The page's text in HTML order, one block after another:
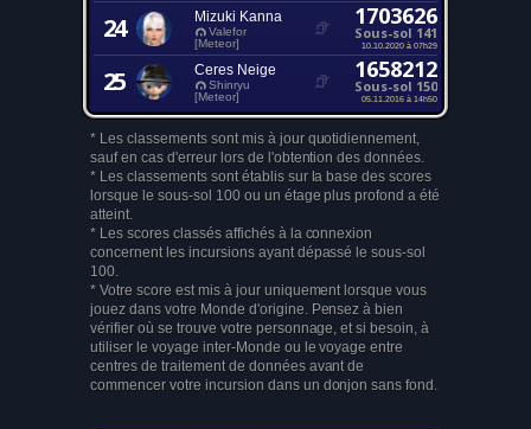
24 Mizuki Kanna
Valefor
[Meteor]
1703626
Sous-sol 141
10.10.2020 à 07h29
25 Ceres Neige
Shinryu
[Meteor]
1658212
Sous-sol 150
05.11.2016 à 14h50
* Les classements sont mis à jour quotidiennement,
sauf en cas d'erreur lors de l'obtention des données.
* Les classements sont établis sur la base des scores
lorsque le sous-sol 100 ou un étage plus profond a été
atteint.
* Les scores classés affichés à la connexion
concernent les incursions ayant dépassé le sous-sol
100.
* Votre score est mis à jour uniquement lorsque vous
jouez dans votre Monde d'origine. Pensez à bien
vérifier où se trouve votre personnage, et si besoin, à
utiliser le voyage inter-Monde ou le voyage entre
centres de traitement de données avant de
commencer votre incursion dans un donjon sans fond.